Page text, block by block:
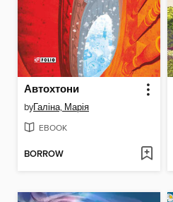
Автохтони
byГаліна, Марія
EBOOK
BORROW